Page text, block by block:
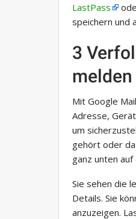
LastPass
speichern und
3
melden
Mit Google
Adresse,
um
gehört oder
ganz unten
Sie sehen die
Details. Sie
anzuzeigen.